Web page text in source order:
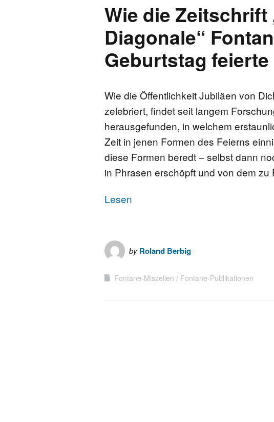
Wie die Zeitschrift
Diagonale“
Geburtstag
Wie die Öffentlichkeit Jubiläen von
zelebriert, findet seit langem
herausgefunden, in welchem
Zeit in jenen Formen des Feierns
diese Formen beredt – selbst dann
in Phrasen erschöpft und von dem
Lesen
by Roland Berbig
Fontane-Miszellen Fontane-Publikationen